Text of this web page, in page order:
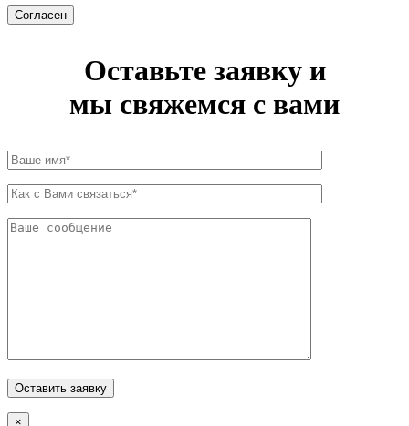
Согласен
Оставьте заявку и
мы свяжемся с вами
×